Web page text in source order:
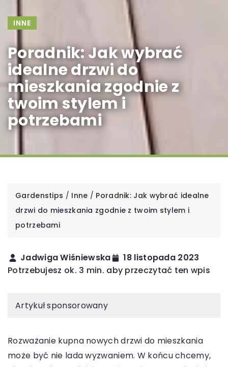
INNE
Poradnik: Jak wybrać
idealne drzwi do
mieszkania zgodnie z
twoim stylem i
potrzebami
Gardenstips / Inne / Poradnik: Jak wybrać idealne
drzwi do mieszkania zgodnie z twoim stylem i
potrzebami
Jadwiga Wiśniewska
18 listopada 2023
Potrzebujesz ok. 3 min. aby przeczytać ten wpis
Artykuł sponsorowany
Rozważanie kupna nowych drzwi do mieszkania
może być nie lada wyzwaniem. W końcu chcemy,